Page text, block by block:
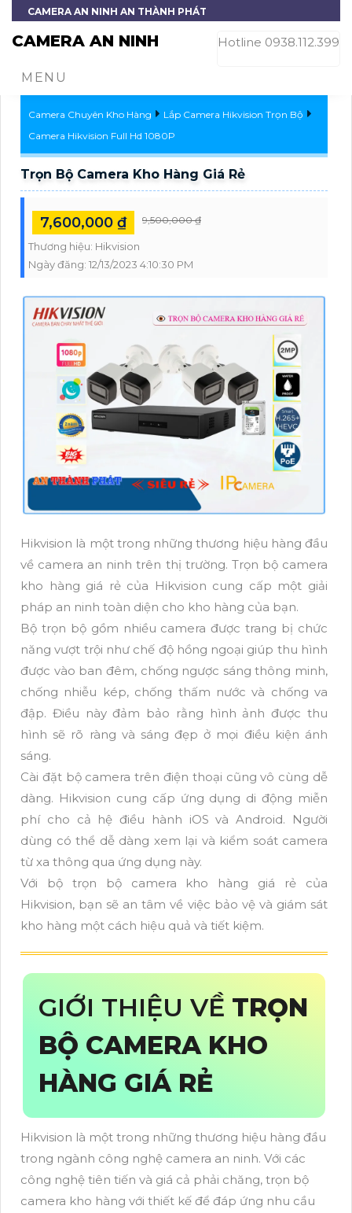
CAMERA AN NINH AN THÀNH PHÁT
CAMERA AN NINH Hotline 0938.112.399
MENU
Camera Chuyên Kho Hàng
Lắp Camera Hikvision Trọn Bộ
Camera Hikvision Full Hd 1080P
Trọn Bộ Camera Kho Hàng Giá Rẻ
7,600,000 ₫ 9,500,000 ₫
Thương hiệu: Hikvision
Ngày đăng: 12/13/2023 4:10:30 PM
Hikvision là một trong những thương hiệu hàng đầu
về camera an ninh trên thị trường. Trọn bộ camera
kho hàng giá rẻ của Hikvision cung cấp một giải
pháp an ninh toàn diện cho kho hàng của bạn.
Bộ trọn bộ gồm nhiều camera được trang bị chức
năng vượt trội như chế độ hồng ngoại giúp thu hình
được vào ban đêm, chống ngược sáng thông minh,
chống nhiễu kép, chống thấm nước và chống va
đập. Điều này đảm bảo rằng hình ảnh được thu
hình sẽ rõ ràng và sáng đẹp ở mọi điều kiện ánh
sáng.
Cài đặt bộ camera trên điện thoại cũng vô cùng dễ
dàng. Hikvision cung cấp ứng dụng di động miễn
phí cho cả hệ điều hành iOS và Android. Người
dùng có thể dễ dàng xem lại và kiểm soát camera
từ xa thông qua ứng dụng này.
Với bộ trọn bộ camera kho hàng giá rẻ của
Hikvision, bạn sẽ an tâm về việc bảo vệ và giám sát
kho hàng một cách hiệu quả và tiết kiệm.
GIỚI THIỆU VỀ TRỌN
BỘ CAMERA KHO
HÀNG GIÁ RẺ
Hikvision là một trong những thương hiệu hàng đầu
trong ngành công nghệ camera an ninh. Với các
công nghệ tiên tiến và giá cả phải chăng, trọn bộ
camera kho hàng với thiết kế để đáp ứng nhu cầu